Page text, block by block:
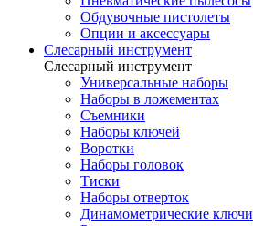
Обдувочные пистолеты
Опции и аксессуары
Слесарный инструмент
Слесарный инструмент
Универсальные наборы
Наборы в ложементах
Съемники
Наборы ключей
Воротки
Наборы головок
Тиски
Наборы отверток
Динамометрические ключи